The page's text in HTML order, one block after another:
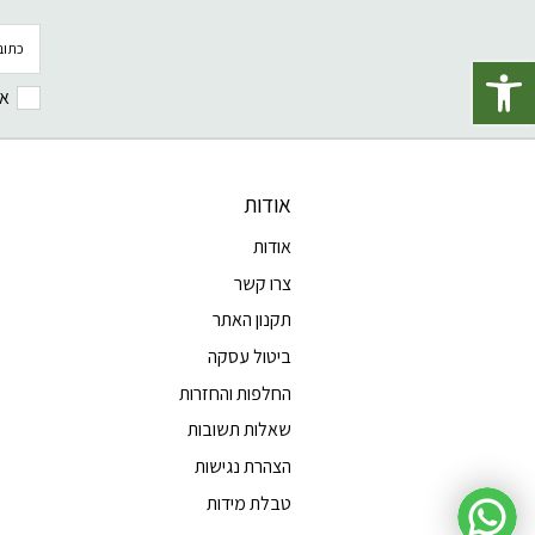
פתח סרגל נגישות
אודות
אודות
צרו קשר
תקנון האתר
ביטול עסקה
החלפות והחזרות
שאלות תשובות
הצהרת נגישות
טבלת מידות